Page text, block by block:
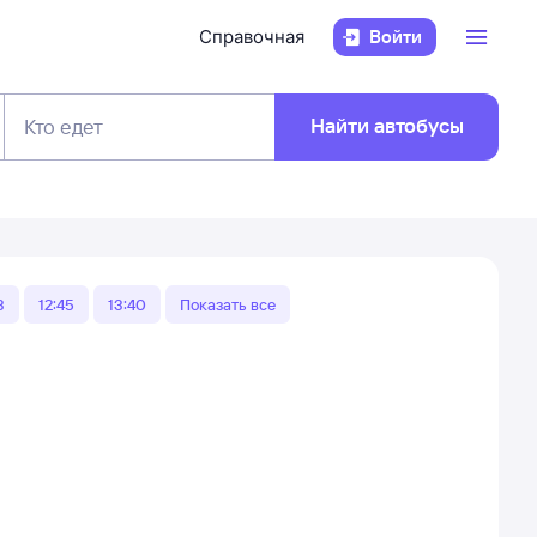
Справочная Войти
Кто едет Найти автобусы
12:45 13:40 Показать все